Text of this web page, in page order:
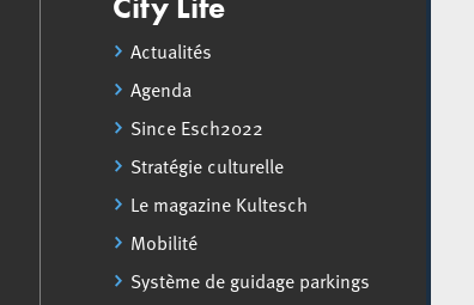
Actualités
Agenda
Since Esch2022
Stratégie culturelle
Le magazine Kultesch
Mobilité
Système de guidage parkings